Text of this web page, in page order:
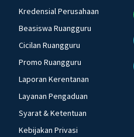
Kredensial Perusahaan
Beasiswa Ruangguru
Cicilan Ruangguru
Promo Ruangguru
Laporan Kerentanan
Layanan Pengaduan
Syarat & Ketentuan
Kebijakan Privasi